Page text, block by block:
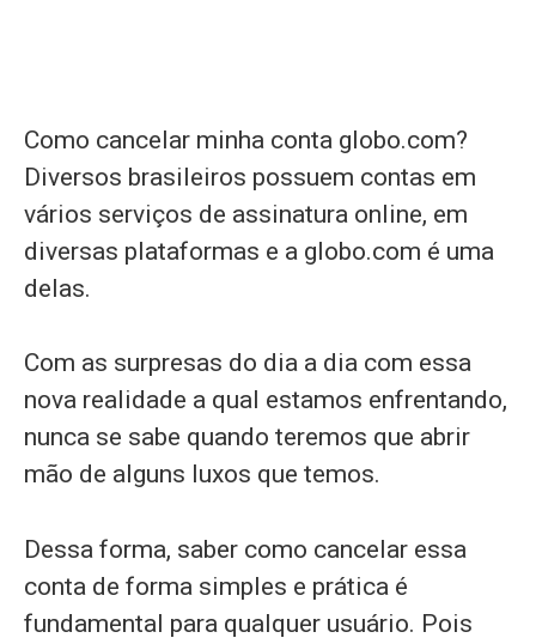
Como cancelar minha conta globo.com?
Diversos brasileiros possuem contas em
vários serviços de assinatura online, em
diversas plataformas e a globo.com é uma
delas.
Com as surpresas do dia a dia com essa
nova realidade a qual estamos enfrentando,
nunca se sabe quando teremos que abrir
mão de alguns luxos que temos.
Dessa forma, saber como cancelar essa
conta de forma simples e prática é
fundamental para qualquer usuário. Pois